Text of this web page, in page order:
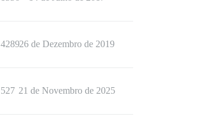
428926 de Dezembro de 2019
527 21 de Novembro de 2025